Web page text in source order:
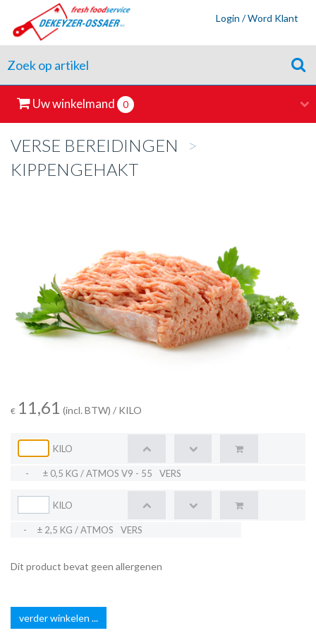
Login / Word Klant
Uw winkelmand 0
VERSE BEREIDINGEN
>
KIPPENGEHAKT
€ 11,61 (incl. BTW) / KILO
KILO
- ± 0,5 KG / ATMOS V9 - 55 VERS
KILO
- ± 2,5 KG / ATMOS VERS
Dit product bevat geen allergenen
verder winkelen ...